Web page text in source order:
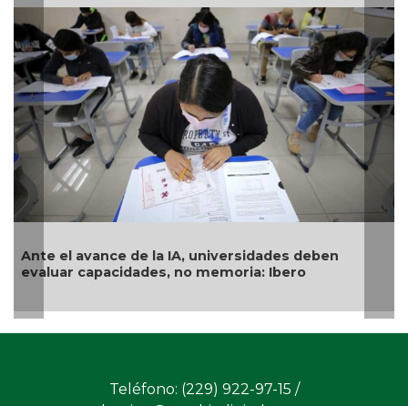
deben
Ibero
Examen de ingreso a la UNAM, con
género
Teléfono: (229) 922-97-15 /